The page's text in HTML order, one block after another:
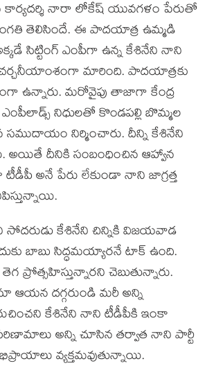
నారా లోకేష్ యువగళం పేరుతో
తెలిసిందే. ఈ పాదయాత్ర ఉమ్మడి
సిట్టింగ్ ఎంపీగా ఉన్న కేశినేని నాని
మారింది. పాదయాత్రకు
ఉన్నారు. మరోవైపు తాజాగా కేంద్ర
ఎంపీలాడ్స్ నిధులతో కొండపల్లి బొమ్మల
నిర్మించారు. దీన్ని కేశినేని
అయితే దీనికి సంబంధించిన ఆహ్వాన
అనే పేరు లేకుండా నాని జాగ్రత్త
కేశినేని చిన్నికి విజయవాడ
బాబు సిద్ధమయ్యారనే టాక్ ఉంది.
ప్రోత్సహిస్తున్నారని చెబుతున్నారు.
దగ్గరుండి మరీ అన్ని
కేశినేని నాని టీడీపీకి ఇంకా
అన్ని చూసిన తర్వాత నాని పార్టీ
వ్యక్తమవుతున్నాయి.